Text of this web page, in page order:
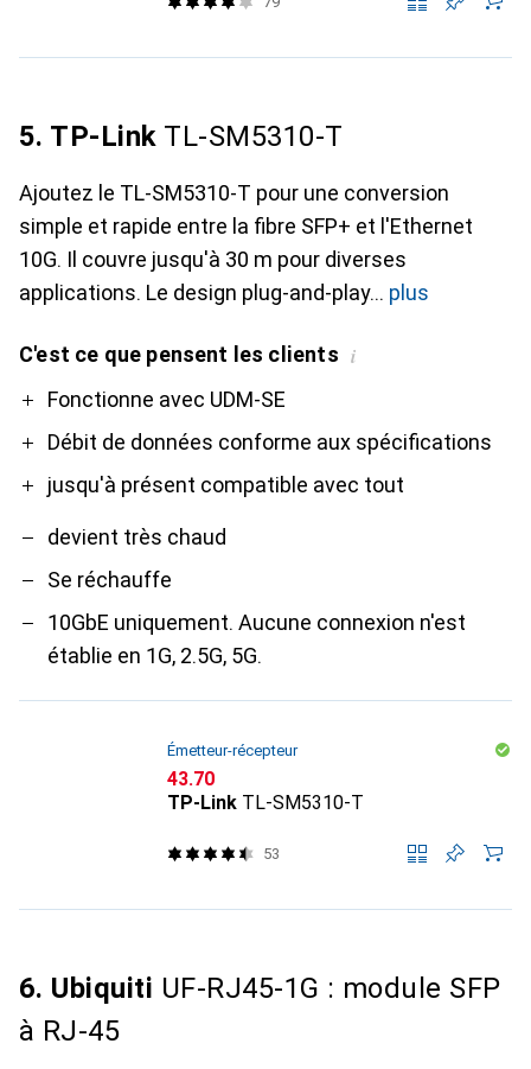
5. TP-LinkTL-SM5310-T
Ajoutez le TL-SM5310-T pour une conversion
simple et rapide entre la fibre SFP+ et l'Ethernet
10G. Il couvre jusqu'à 30 m pour diverses
applications. Le design plug-and-play
plus
C'est ce que pensent les clients i
ProFonctionne avec UDM-SE
Débit de données conforme aux spécifications
jusqu'à présent compatible avec tout
Contre
devient très chaud
Se réchauffe
10GbE uniquement. Aucune connexion n'est
établie en 1G, 2.5G, 5G.
Émetteur-récepteur
CHF
43.70
TP-Link TL-SM5310-T
53
6. Ubiquiti UF-RJ45-1G : module SFP
à RJ-45